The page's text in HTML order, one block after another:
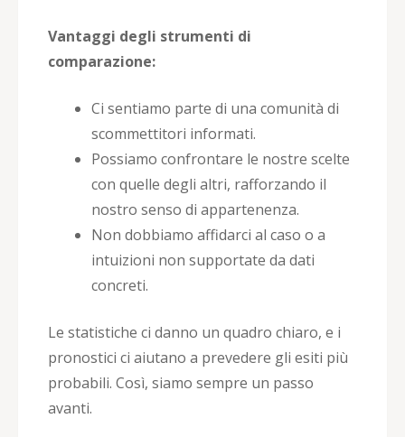
Vantaggi degli strumenti di
comparazione:
Ci sentiamo parte di una comunità di
scommettitori informati.
Possiamo confrontare le nostre scelte
con quelle degli altri, rafforzando il
nostro senso di appartenenza.
Non dobbiamo affidarci al caso o a
intuizioni non supportate da dati
concreti.
Le statistiche ci danno un quadro chiaro, e i
pronostici ci aiutano a prevedere gli esiti più
probabili. Così, siamo sempre un passo
avanti.